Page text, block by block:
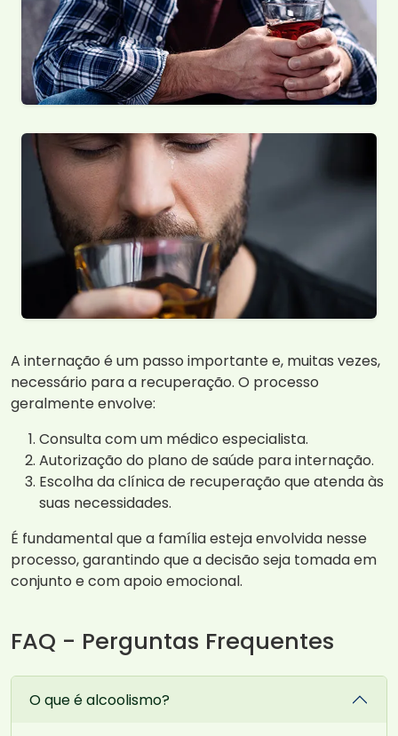
A internação é um passo importante e, muitas vezes,
necessário para a recuperação. O processo
geralmente envolve:
Consulta com um médico especialista.
Autorização do plano de saúde para internação.
Escolha da clínica de recuperação que atenda às
suas necessidades.
É fundamental que a família esteja envolvida nesse
processo, garantindo que a decisão seja tomada em
conjunto e com apoio emocional.
FAQ - Perguntas Frequentes
O que é alcoolismo?